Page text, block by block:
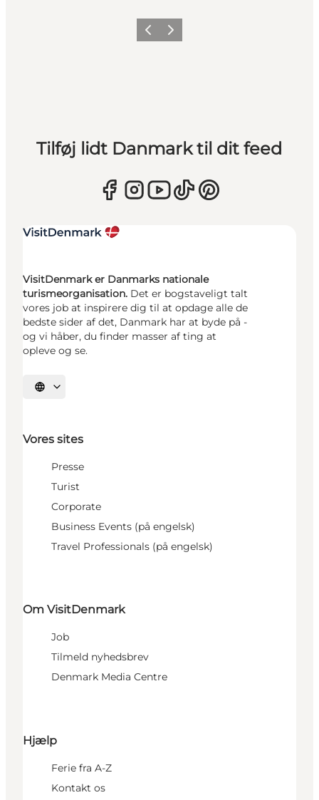
ForrigeNæste
Tilføj lidt Danmark til dit feed
VisitDenmark er Danmarks nationale
turismeorganisation. Det er bogstaveligt talt
vores job at inspirere dig til at opdage alle de
bedste sider af det, Danmark har at byde på -
og vi håber, du finder masser af ting at
opleve og se.
Vælg sprog
Vores sites
Presse
Turist
Corporate
Business Events (på engelsk)
Travel Professionals (på engelsk)
Om VisitDenmark
Job
Tilmeld nyhedsbrev
Denmark Media Centre
Hjælp
Ferie fra A-Z
Kontakt os